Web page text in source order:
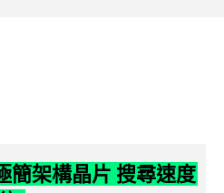
簡架構晶片 搜尋速度